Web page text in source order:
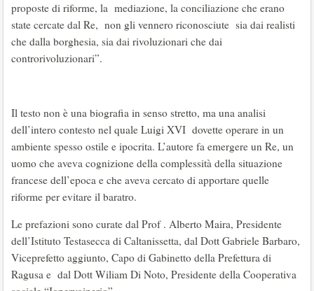
proposte di riforme, la mediazione, la conciliazione che erano
state cercate dal Re, non gli vennero riconosciute sia dai realisti
che dalla borghesia, sia dai rivoluzionari che dai
controrivoluzionari”.
Il testo non è una biografia in senso stretto, ma una analisi
dell’intero contesto nel quale Luigi XVI dovette operare in un
ambiente spesso ostile e ipocrita. L’autore fa emergere un Re, un
uomo che aveva cognizione della complessità della situazione
francese dell’epoca e che aveva cercato di apportare quelle
riforme per evitare il baratro.
Le prefazioni sono curate dal Prof . Alberto Maira, Presidente
dell’Istituto Testasecca di Caltanissetta, dal Dott Gabriele Barbaro,
Viceprefetto aggiunto, Capo di Gabinetto della Prefettura di
Ragusa e dal Dott Wiliam Di Noto, Presidente della Cooperativa